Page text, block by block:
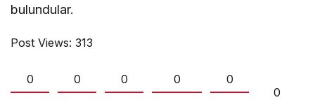
bulundular.
Post Views: 313
0 0 0 0
0
0